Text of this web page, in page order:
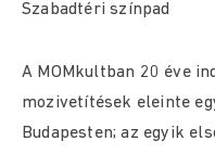
Szabadtéri színpad
A MOMkultban 20 éve
mozivetítések eleinte
Budapesten; az egyik